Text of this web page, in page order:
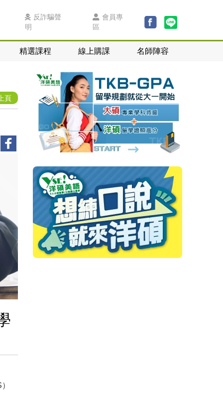
反詐騙聲
明
會員專
區
精選課程 線上購課 名師陣容
頁